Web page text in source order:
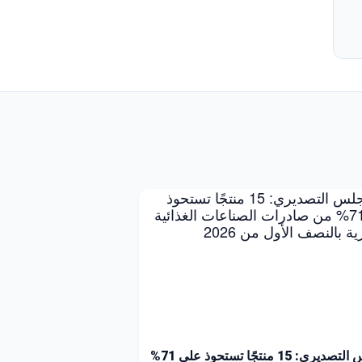
المجلس التصديري: 15 منتجًا تستحوذ على 71%